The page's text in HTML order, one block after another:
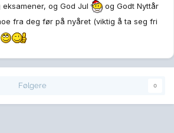
og God Jul
og Godt Nyttår
fra deg før på nyåret (viktig å ta seg fri
Følgere 0